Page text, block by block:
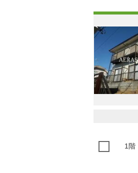
1階